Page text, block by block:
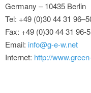
Germany – 10435 Berlin
Tel: +49 (0)30 44 31
Fax: +49 (0)30 44 31 96-
Email: info@g-e-w.net
Internet: http://